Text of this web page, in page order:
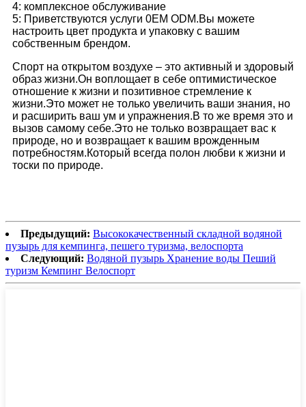
4: комплексное обслуживание
5: Приветствуются услуги 0EM ODM.Вы можете
настроить цвет продукта и упаковку с вашим
собственным брендом.
Спорт на открытом воздухе – это активный и здоровый
образ жизни.Он воплощает в себе оптимистическое
отношение к жизни и позитивное стремление к
жизни.Это может не только увеличить ваши знания, но
и расширить ваш ум и упражнения.В то же время это и
вызов самому себе.Это не только возвращает вас к
природе, но и возвращает к вашим врожденным
потребностям.Который всегда полон любви к жизни и
тоски по природе.
Предыдущий: Высококачественный складной водяной
пузырь для кемпинга, пешего туризма, велоспорта
Следующий: Водяной пузырь Хранение воды Пеший
туризм Кемпинг Велоспорт